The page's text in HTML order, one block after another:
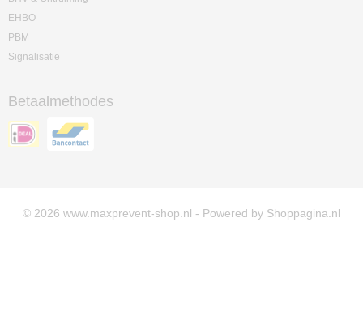
EHBO
PBM
Signalisatie
Betaalmethodes
© 2026 www.maxprevent-shop.nl - Powered by Shoppagina.nl